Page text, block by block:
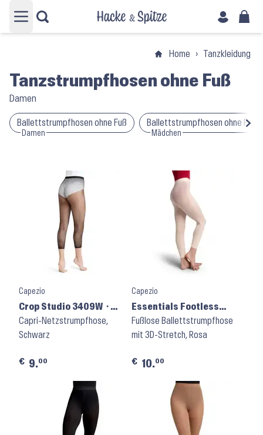
Hauptmenü öffnen
Home › Tanzkleidung
Tanzstrumpfhosen ohne Fuß
Damen
Ballettstrumpfhosen ohne Fuß
Damen
Ballettstrumpfhosen ohne Fuß
Mädchen
Capezio
Crop Studio 3409W ⬝
Black
Capri-Netzstrumpfhose,
Schwarz
€ 9.00
Capezio
Essentials Footless
Tights V1885W ⬝
Classic Ballet Pink
Fußlose Ballettstrumpfhose
mit 3D-Stretch, Rosa
€ 10.00